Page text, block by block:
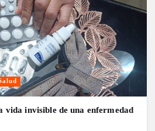
invisible de una enfermedad